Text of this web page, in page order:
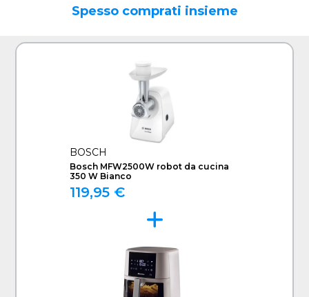
Spesso comprati insieme
BOSCH
Bosch MFW2500W robot da cucina
350 W Bianco
119,95 €